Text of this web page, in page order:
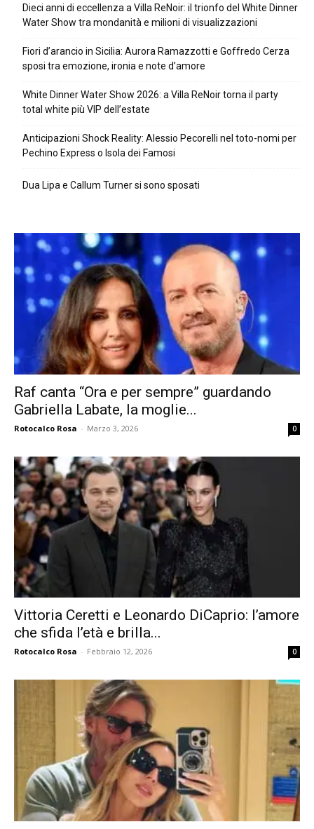
Dieci anni di eccellenza a Villa ReNoir: il trionfo del White Dinner
Water Show tra mondanità e milioni di visualizzazioni
Fiori d’arancio in Sicilia: Aurora Ramazzotti e Goffredo Cerza
sposi tra emozione, ironia e note d’amore
White Dinner Water Show 2026: a Villa ReNoir torna il party
total white più VIP dell’estate
Anticipazioni Shock Reality: Alessio Pecorelli nel toto-nomi per
Pechino Express o Isola dei Famosi
Dua Lipa e Callum Turner si sono sposati
Raf canta “Ora e per sempre” guardando
Gabriella Labate, la moglie...
Rotocalco Rosa - Marzo 3, 2026 0
Vittoria Ceretti e Leonardo DiCaprio: l’amore
che sfida l’età e brilla...
Rotocalco Rosa - Febbraio 12, 2026 0